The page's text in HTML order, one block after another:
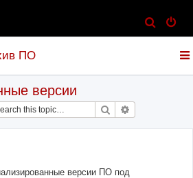
e
ПО
версии
Search
версии ПО под